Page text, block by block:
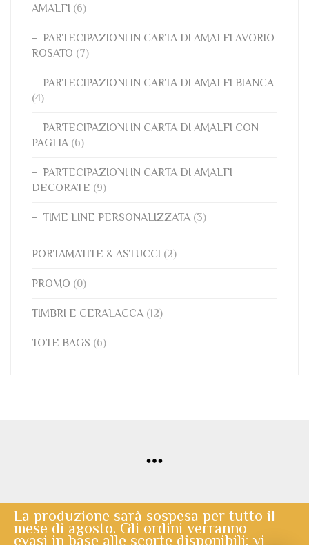
AMALFI (6)
PARTECIPAZIONI IN CARTA DI AMALFI AVORIO
ROSATO (7)
PARTECIPAZIONI IN CARTA DI AMALFI BIANCA
(4)
PARTECIPAZIONI IN CARTA DI AMALFI CON
PAGLIA (6)
PARTECIPAZIONI IN CARTA DI AMALFI
DECORATE (9)
TIME LINE PERSONALIZZATA (3)
PORTAMATITE & ASTUCCI (2)
PROMO (0)
TIMBRI E CERALACCA (12)
TOTE BAGS (6)
© Copyright 2020 | Lo Scrigno di Santa Chiara | powered by
La produzione sarà sospesa per tutto il
mese di agosto. Gli ordini verranno
evasi in base alle scorte disponibili: vi